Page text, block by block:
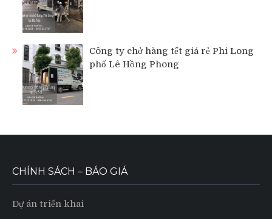
Công ty chở hàng tết giá rẻ Phi Long
phố Lê Hồng Phong
CHÍNH SÁCH – BÁO GIÁ
Dự án triển khai